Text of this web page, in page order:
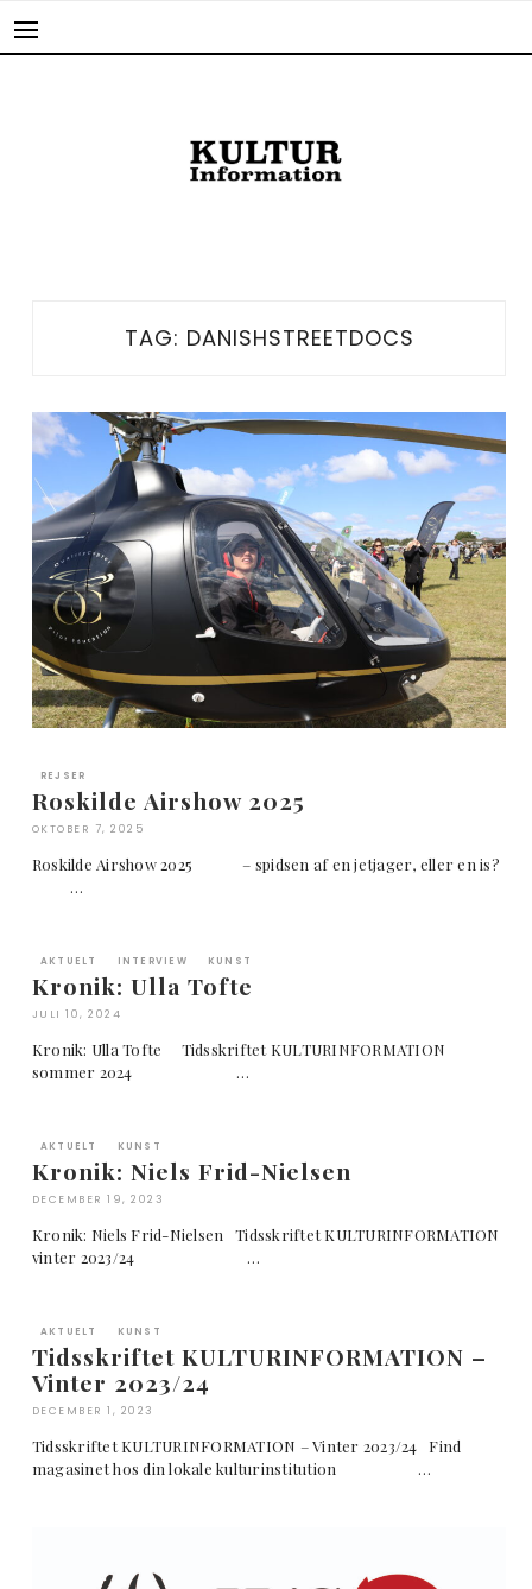
TAG: DANISHSTREETDOCS
REJSER
Roskilde Airshow 2025
OKTOBER 7, 2025
Roskilde Airshow 2025 – spidsen af en jetjager, eller en is?
…
AKTUELT INTERVIEW KUNST
Kronik: Ulla Tofte
JULI 10, 2024
Kronik: Ulla Tofte Tidsskriftet KULTURINFORMATION
sommer 2024 …
AKTUELT KUNST
Kronik: Niels Frid-Nielsen
DECEMBER 19, 2023
Kronik: Niels Frid-Nielsen Tidsskriftet KULTURINFORMATION
vinter 2023/24 …
AKTUELT KUNST
Tidsskriftet KULTURINFORMATION –
Vinter 2023/24
DECEMBER 1, 2023
Tidsskriftet KULTURINFORMATION – Vinter 2023/24 Find
magasinet hos din lokale kulturinstitution …